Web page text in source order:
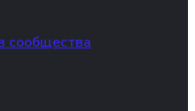
сообщества